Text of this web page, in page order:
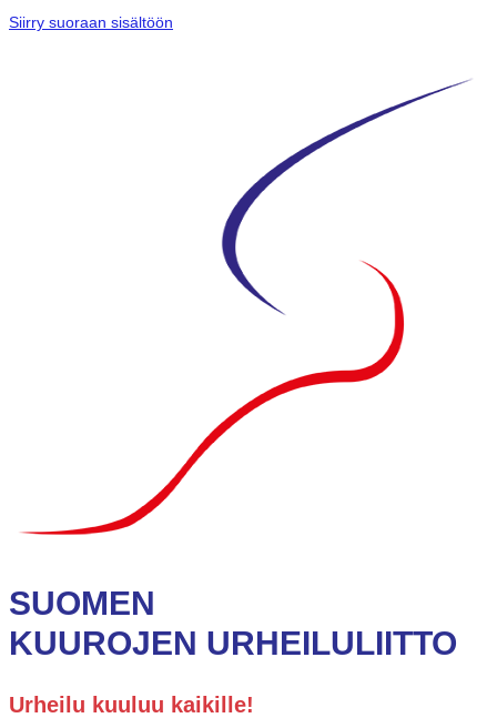
Siirry suoraan sisältöön
SUOMEN
KUUROJEN URHEILULIITTO
Urheilu kuuluu kaikille!